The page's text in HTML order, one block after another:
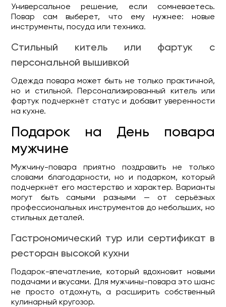
Универсальное решение, если сомневаетесь.
Повар сам выберет, что ему нужнее: новые
инструменты, посуда или техника.
Стильный китель или фартук с
персональной вышивкой
Одежда повара может быть не только практичной,
но и стильной. Персонализированный китель или
фартук подчеркнёт статус и добавит уверенности
на кухне.
Подарок на День повара
мужчине
Мужчину-повара приятно поздравить не только
словами благодарности, но и подарком, который
подчеркнёт его мастерство и характер. Варианты
могут быть самыми разными — от серьёзных
профессиональных инструментов до небольших, но
стильных деталей.
Гастрономический тур или сертификат в
ресторан высокой кухни
Подарок-впечатление, который вдохновит новыми
подачами и вкусами. Для мужчины-повара это шанс
не просто отдохнуть, а расширить собственный
кулинарный кругозор.